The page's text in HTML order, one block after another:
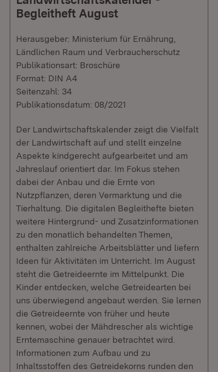
Begleitheft August
Herausgeber: Ministerium für Ernährung,
Ländlichen Raum und Verbraucherschutz
Publikationsart: Broschüre
Format: DIN A4
Seitenzahl: 34
Publikationsdatum: 08/2021
Der Landwirtschaftskalender zeigt die Vielfalt
der Landwirtschaft auf und stellt einzelne
Aspekte kindgerecht aufgearbeitet und am
Jahreslauf orientiert dar. Im Fokus stehen
dabei der Anbau und die Ernte von
Nutzpflanzen, deren Vermarktung und die
Tierhaltung. Die digitalen Begleithefte bieten
weitere Hintergrund- und Zusatzinformationen
zu den monatlich behandelten Themen,
enthalten zahlreiche Arbeitsblätter und liefern
Ideen für Aktivitäten im Unterricht. Im August
steht die Getreideernte im Mittelpunkt. Die
Kinder entdecken, welche Getreidearten bei
uns überwiegend angebaut werden. Sie lernen
die Getreideernte von früher und heute
kennen, wobei der Mähdrescher als wichtige
Erntemaschine genauer betrachtet wird.
Informationen zum Aufbau und zu
Inhaltsstoffen des Getreidekorns runden den